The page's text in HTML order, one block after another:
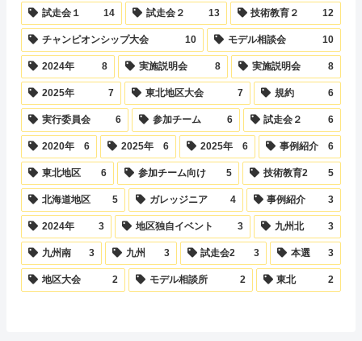
試走会１ 14 試走会２ 13 技術教育２ 12
チャンピオンシップ大会 10 モデル相談会 10
2024年 8 実施説明会 8 実施説明会 8
2025年 7 東北地区大会 7 規約 6
実行委員会 6 参加チーム 6 試走会２ 6
2020年 6 2025年 6 2025年 6 事例紹介 6
東北地区 6 参加チーム向け 5 技術教育2 5
北海道地区 5 ガレッジニア 4 事例紹介 3
2024年 3 地区独自イベント 3 九州北 3
九州南 3 九州 3 試走会2 3 本選 3
地区大会 2 モデル相談所 2 東北 2